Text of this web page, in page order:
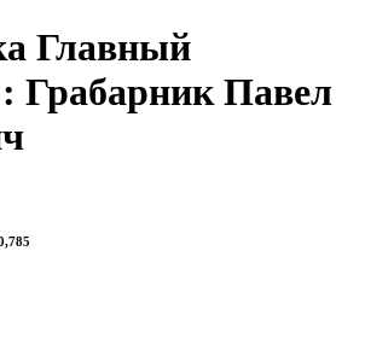
Главный
Грабарник Павел